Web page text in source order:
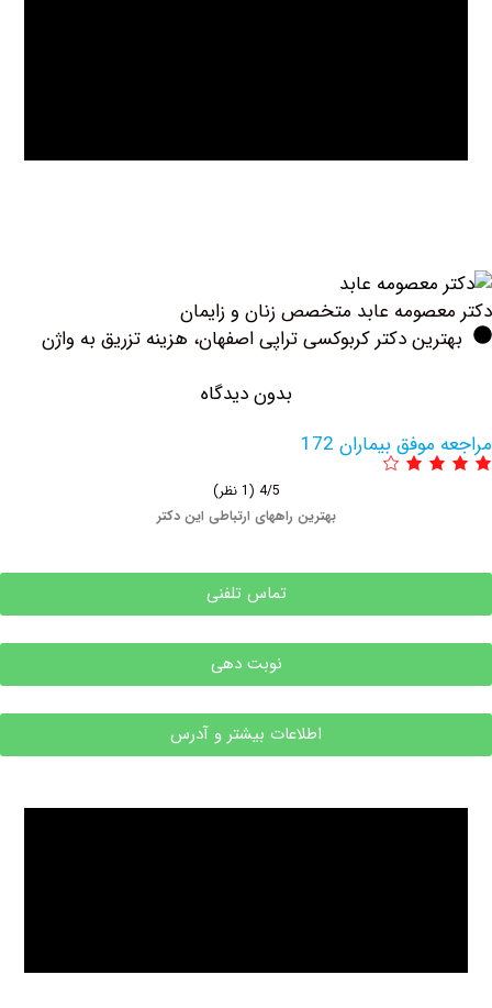
عابد متخصص زنان و زایمان
دکتر کربوکسی تراپی اصفهان، هزینه تزریق به واژن
بدون دیدگاه
بیماران 172
بهترین راههای ارتباطی این دکتر
تماس تلفنی
نوبت دهی
اطلاعات بیشتر و آدرس